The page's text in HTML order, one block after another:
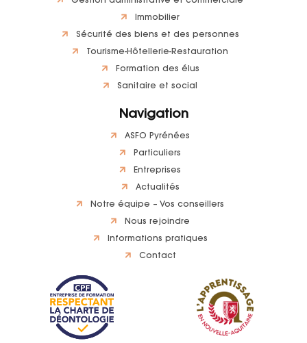
Immobilier
Sécurité des biens et des personnes
Tourisme-Hôtellerie-Restauration
Formation des élus
Sanitaire et social
Navigation
ASFO Pyrénées
Particuliers
Entreprises
Actualités
Notre équipe – Vos conseillers
Nous rejoindre
Informations pratiques
Contact